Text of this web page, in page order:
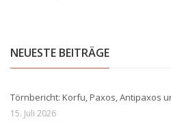
NEUESTE BEITRÄGE
Törnbericht: Korfu, Paxos, Antipaxos
15. Juli 2026